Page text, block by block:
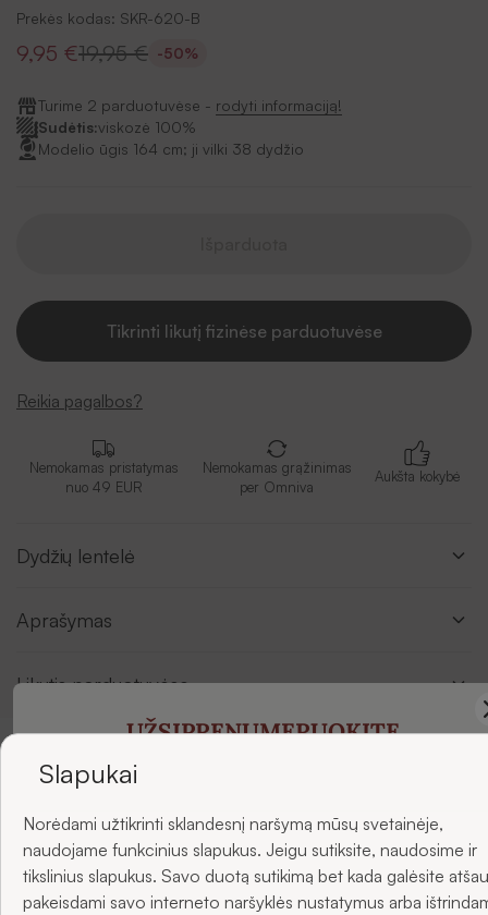
Prekės kodas: SKR-620-B
9,95 €19,95 € -50%
Turime 2 parduotuvėse - rodyti informaciją!
Sudėtis:viskozė 100%
Modelio ūgis 164 cm; ji vilki 38 dydžio
Tikrinti likutį fizinėse parduotuvėse
Reikia pagalbos?
Nemokamas pristatymas
nuo 49 EUR
Nemokamas grąžinimas
per Omniva
Aukšta kokybė
Dydžių lentelė
Aprašymas
Likutis parduotuvėse
UŽSIPRENUMERUOKITE
ir gaukite -5 % nuolaidą savo pirmajam užsakymui.
Slapukai
Norėdami užtikrinti sklandesnį naršymą mūsų svetainėje,
naudojame funkcinius slapukus. Jeigu sutiksite, naudosime ir
tikslinius slapukus. Savo duotą sutikimą bet kada galėsite
pakeisdami savo interneto naršyklės nustatymus arba